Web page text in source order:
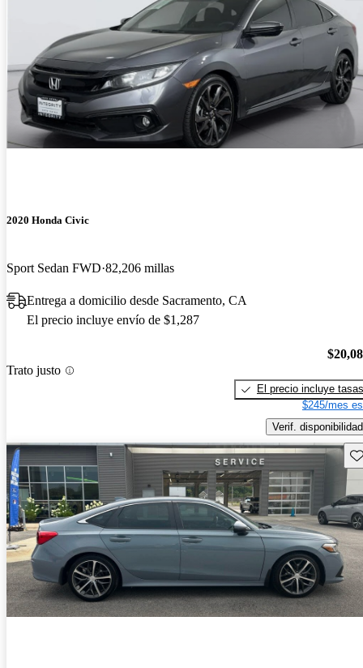
2020 Honda Civic
Sport Sedan FWD 82,206 millas
Entrega a domicilio desde Sacramento, CA
El precio incluye envío de $1,287
Trato justo
El precio incluye tasas
$245/mes
Verif. disponibilidad